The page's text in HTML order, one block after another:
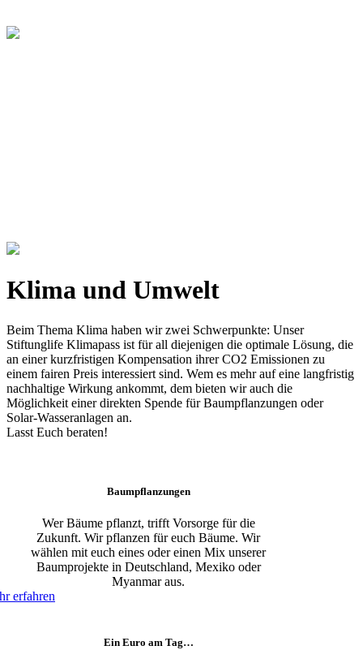
Klima und Umwelt
Beim Thema Klima haben wir zwei Schwerpunkte: Unser
Stiftunglife Klimapass ist für all diejenigen die optimale Lösung, die
an einer kurzfristigen Kompensation ihrer CO2 Emissionen zu
einem fairen Preis interessiert sind. Wem es mehr auf eine langfristig
nachhaltige Wirkung ankommt, dem bieten wir auch die
Möglichkeit einer direkten Spende für Baumpflanzungen oder
Solar-Wasseranlagen an.
Lasst Euch beraten!
Baumpflanzungen
Wer Bäume pflanzt, trifft Vorsorge für die
Zukunft. Wir pflanzen für euch Bäume. Wir
wählen mit euch eines oder einen Mix unserer
Baumprojekte in Deutschland, Mexiko oder
Myanmar aus.
erfahren
Ein Euro am Tag…